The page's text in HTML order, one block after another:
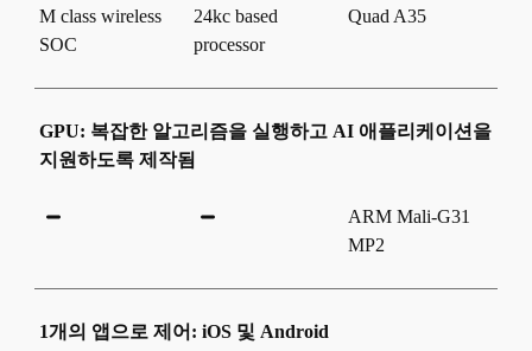
M class wireless
SOC
24kc based
processor
Quad A35
GPU: 복잡한 알고리즘을 실행하고 AI 애플리케이션을
지원하도록 제작됨
ARM Mali-G31
MP2
1개의 앱으로 제어: iOS 및 Android